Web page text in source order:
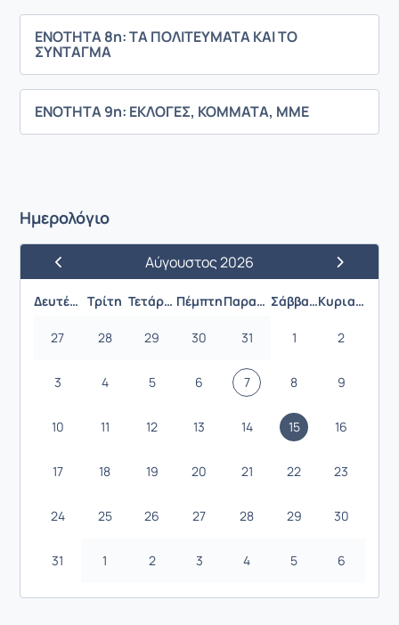
ΕΝΟΤΗΤΑ 8η: ΤΑ ΠΟΛΙΤΕΥΜΑΤΑ ΚΑΙ ΤΟ
ΣΥΝΤΑΓΜΑ
ΕΝΟΤΗΤΑ 9η: ΕΚΛΟΓΕΣ, ΚΟΜΜΑΤΑ, ΜΜΕ
Ημερολόγιο
Προηγούμενος ΜήναςΑύγουστος 2026
Επόμενος
Δευτέρα Τρίτη Τετάρτη Πέμπτη Παρασκευή Σάββατο Κυριακή
27 28 29 30 31 1 2
3 4 5 6 7 8 9
10 11 12 13 14 15 16
17 18 19 20 21 22 23
24 25 26 27 28 29 30
31 1 2 3 4 5 6